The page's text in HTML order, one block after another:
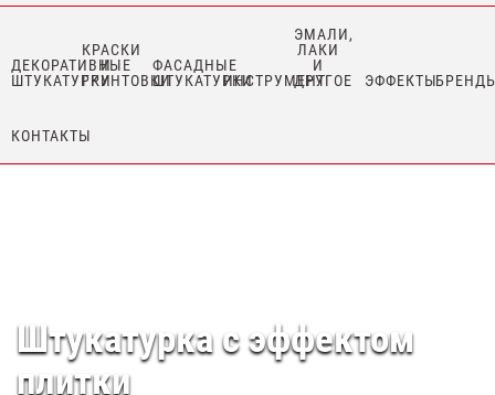
ДЕКОРАТИВНЫЕ
ШТУКАТУРКИ
КРАСКИ
И
ГРУНТОВКИ
ФАСАДНЫЕ
ШТУКАТУРКИИНСТРУМЕНТ
ЭМАЛИ,
ЛАКИ
И
ДРУГОЕ
ЭФФЕКТЫ
КОНТАКТЫ
Штукатурка с эффектом
плитки